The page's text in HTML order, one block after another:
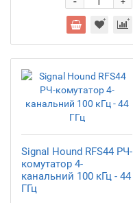
+
Signal Hound RFS44 РЧ-
комутатор 4-
канальний 100 кГц - 44
ГГц